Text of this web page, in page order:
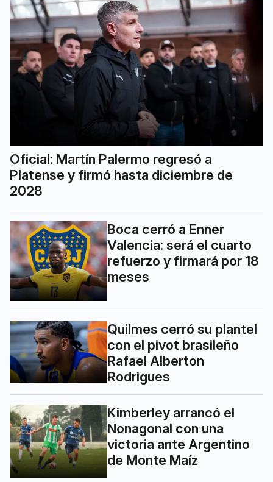
Oficial: Martín Palermo regresó a
Platense y firmó hasta diciembre de
2028
Boca cerró a Enner
Valencia: será el cuarto
refuerzo y firmará por 18
meses
Quilmes cerró su plantel
con el pivot brasileño
Rafael Alberton
Rodrigues
Kimberley arrancó el
Nonagonal con una
victoria ante Argentino
de Monte Maíz